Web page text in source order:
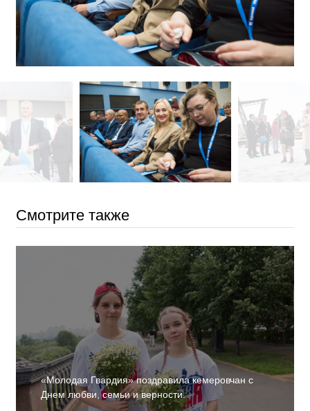
Смотрите также
«Молодая Гвардия» поздравила кемеровчан с
Днем любви, семьи и верности.